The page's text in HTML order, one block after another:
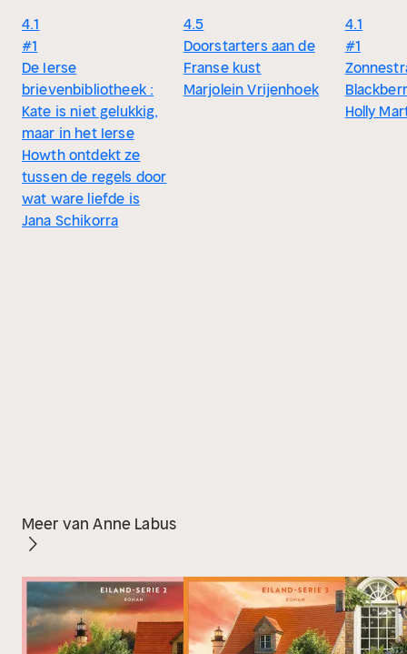
4.1
#1
De Ierse
brievenbibliotheek :
Kate is niet gelukkig,
maar in het Ierse
Howth ontdekt ze
tussen de regels door
wat ware liefde is
Jana Schikorra
4.5
Doorstarters aan de
Franse kust
Marjolein Vrijenhoek
4.1
#1
Holly
Meer van Anne Labus